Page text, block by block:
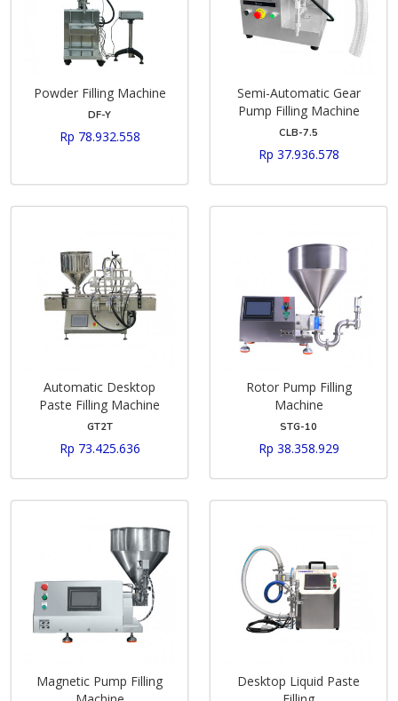
Powder Filling Machine
DF-Y
Rp 78.932.558
Semi-Automatic Gear
Pump Filling Machine
CLB-7.5
Rp 37.936.578
Automatic Desktop
Paste Filling Machine
GT2T
Rp 73.425.636
Rotor Pump Filling
Machine
STG-10
Rp 38.358.929
Magnetic Pump Filling
Desktop Liquid Paste